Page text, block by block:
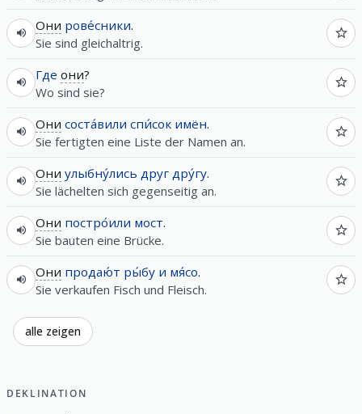
Они рове́сники.
Sie sind gleichaltrig.
Где они?
Wo sind sie?
Они соста́вили спи́сок имён.
Sie fertigten eine Liste der Namen an.
Они улыбну́лись друг дру́гу.
Sie lächelten sich gegenseitig an.
Они постро́или мост.
Sie bauten eine Brücke.
Они продаю́т ры́бу и мя́со.
Sie verkaufen Fisch und Fleisch.
alle zeigen
DEKLINATION